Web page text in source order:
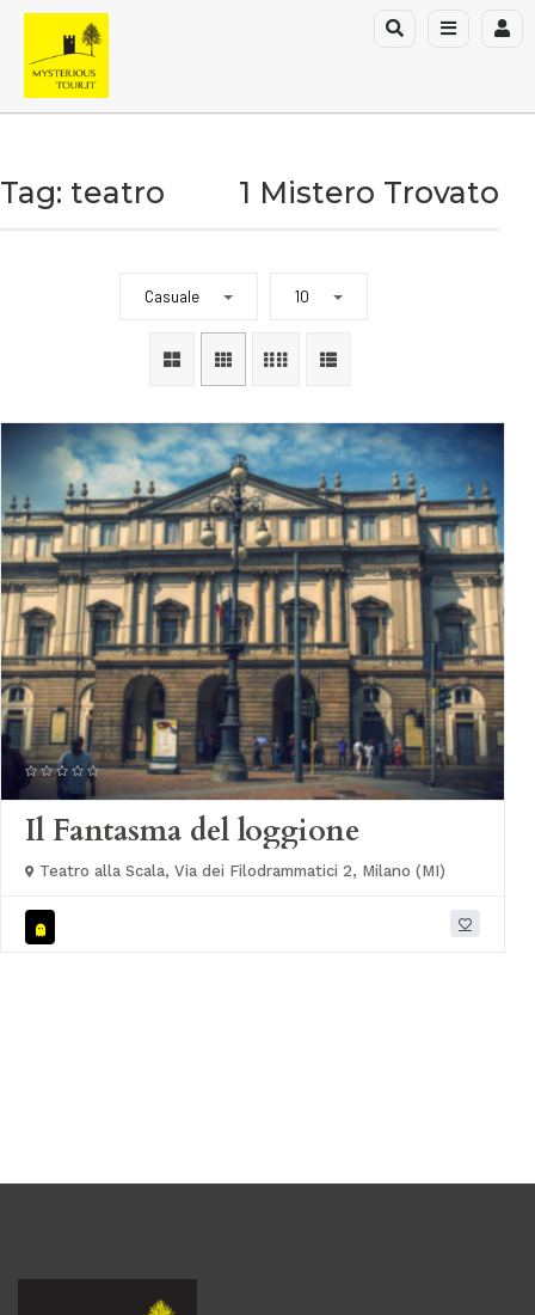
Tag: teatro 1 Mistero Trovato
Casuale 10
Il Fantasma del loggione
Teatro alla Scala, Via dei Filodrammatici 2, Milano (MI)